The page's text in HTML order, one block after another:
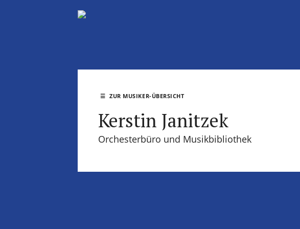
☰ ZUR MUSIKER-ÜBERSICHT
Kerstin Janitzek
Orchesterbüro und Musikbibliothek